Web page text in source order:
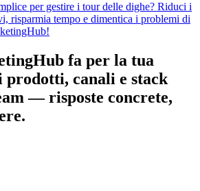
per gestire i tour delle dighe? Riduci i
risparmia tempo e dimentica i problemi di
fa per la tua
prodotti, canali e stack
— risposte concrete,